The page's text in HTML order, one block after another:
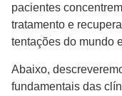
pacientes
tratamento e
tentações do mundo
Abaixo,
fundamentais das